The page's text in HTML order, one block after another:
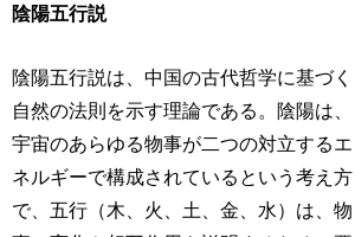
陰陽五行説
陰陽五行説は、中国の古代哲学に基づく
自然の法則を示す理論である。陰陽は、
宇宙のあらゆる物事が二つの対立するエ
ネルギーで構成されているという考え方
で、五行（木、火、土、金、水）は、物